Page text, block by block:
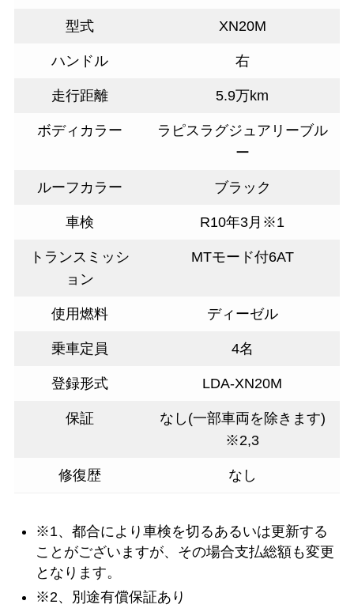
型式 XN20M
ハンドル 右
走行距離 5.9万km
ボディカラー
ラピスラグジュアリーブル
ー
ルーフカラー ブラック
車検 R10年3月※1
トランスミッシ
ョン
MTモード付6AT
使用燃料 ディーゼル
乗車定員 4名
登録形式 LDA-XN20M
保証
なし(一部車両を除きます)
※2,3
修復歴 なし
※1、都合により車検を切るあるいは更新する
ことがございますが、その場合支払総額も変更
となります。
※2、別途有償保証あり